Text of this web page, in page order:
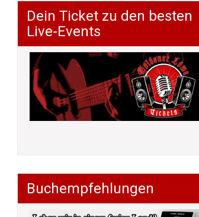
Dein Ticket zu den besten
Live-Events
Buchempfehlungen